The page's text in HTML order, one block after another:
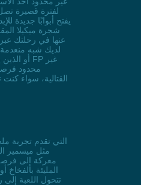
يفتح أبوابًا جديدة
شجرة ميكيلا
عنها في رحلتك
محدود
معركة إلى فرصة
المليئة
تتحول اللعبة